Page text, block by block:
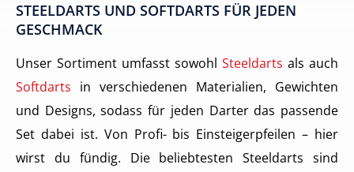
STEELDARTS UND SOFTDARTS FÜR JEDEN
GESCHMACK
Unser Sortiment umfasst sowohl Steeldarts als auch
Softdarts in verschiedenen Materialien, Gewichten
und Designs, sodass für jeden Darter das passende
Set dabei ist. Von Profi- bis Einsteigerpfeilen – hier
wirst du fündig. Die beliebtesten Steeldarts sind